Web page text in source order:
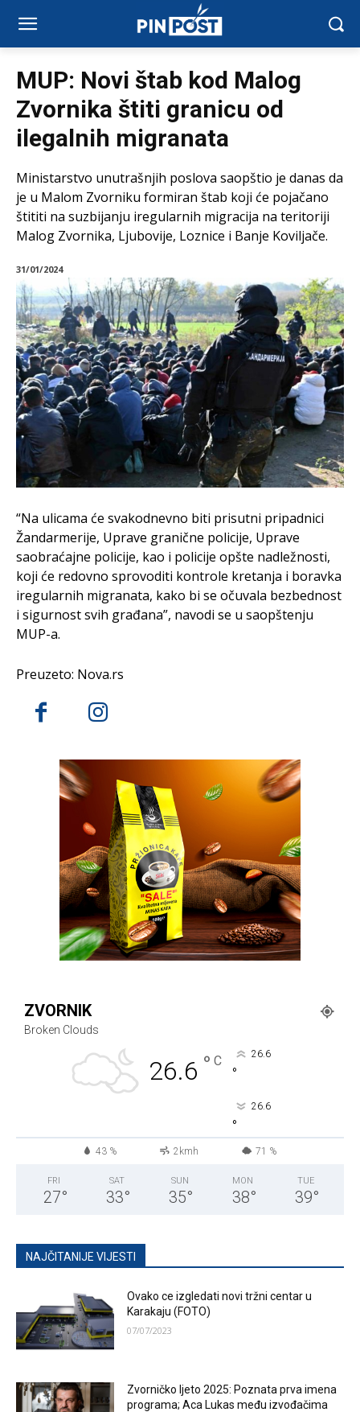
MUP: Novi štab kod Malog
Zvornika štiti granicu od
ilegalnih migranata
Ministarstvo unutrašnjih poslova saopštio je danas da
je u Malom Zvorniku formiran štab koji će pojačano
štititi na suzbijanju iregularnih migracija na teritoriji
Malog Zvornika, Ljubovije, Loznice i Banje Koviljače.
31/01/2024
“Na ulicama će svakodnevno biti prisutni pripadnici
Žandarmerije, Uprave granične policije, Uprave
saobraćajne policije, kao i policije opšte nadležnosti,
koji će redovno sprovoditi kontrole kretanja i boravka
iregularnih migranata, kako bi se očuvala bezbednost
i sigurnost svih građana”, navodi se u saopštenju
MUP-a.
Preuzeto: Nova.rs
ZVORNIK
Broken Clouds
26.6 ° C 26.6
°
26.6
°
43 % 2kmh 71 %
FRI
27°
SAT
33°
SUN
35°
MON
38°
TUE
39°
NAJČITANIJE VIJESTI
Ovako ce izgledati novi tržni centar u
Karakaju (FOTO)
07/07/2023
Zvorničko ljeto 2025: Poznata prva imena
programa; Aca Lukas među izvođačima